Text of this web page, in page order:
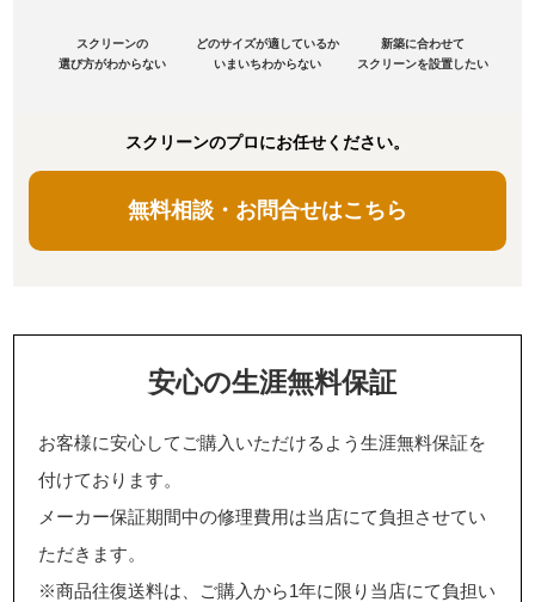
スクリーンの
選び方がわからない
どのサイズが適しているか
いまいちわからない
新築に合わせて
スクリーンを設置したい
スクリーンのプロにお任せください。
無料相談・お問合せはこちら
安心の生涯無料保証
お客様に安心してご購入いただけるよう生涯無料保証を
付けております。
メーカー保証期間中の修理費用は当店にて負担させてい
ただきます。
※商品往復送料は、ご購入から1年に限り当店にて負担い